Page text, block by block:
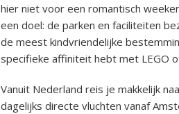
hier niet voor een romantisch
een doel: de parken en faciliteiten
de meest kindvriendelijke
specifieke affiniteit hebt met LEGO
Vanuit Nederland reis je makkelijk
dagelijks directe vluchten vanaf